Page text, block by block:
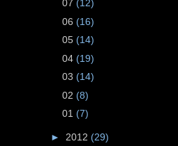
07 (12)
06 (16)
05 (14)
04 (19)
03 (14)
02 (8)
01 (7)
► 2012 (29)